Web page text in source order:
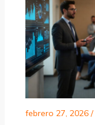
febrero 27, 2026 /